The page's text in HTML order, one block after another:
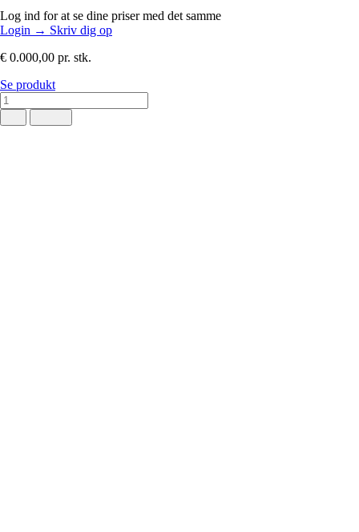
Log ind for at se dine priser med det samme
Login → Skriv dig op
€ 0.000,00 pr. stk.
Se produkt